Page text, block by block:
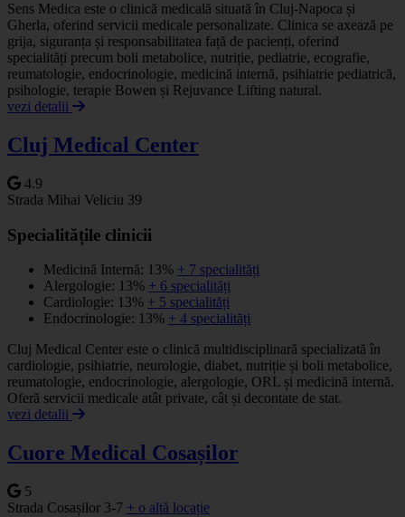
Sens Medica este o clinică medicală situată în Cluj-Napoca și
Gherla, oferind servicii medicale personalizate. Clinica se axează pe
grija, siguranța și responsabilitatea față de pacienți, oferind
specialități precum boli metabolice, nutriție, pediatrie, ecografie,
reumatologie, endocrinologie, medicină internă, psihiatrie pediatrică,
psihologie, terapie Bowen și Rejuvance Lifting natural.
vezi detalii
Cluj Medical Center
4.9
Strada Mihai Veliciu 39
Specialitățile clinicii
Medicină Internă: 13% + 7 specialități
Alergologie: 13% + 6 specialități
Cardiologie: 13% + 5 specialități
Endocrinologie: 13% + 4 specialități
Cluj Medical Center este o clinică multidisciplinară specializată în
cardiologie, psihiatrie, neurologie, diabet, nutriție și boli metabolice,
reumatologie, endocrinologie, alergologie, ORL și medicină internă.
Oferă servicii medicale atât private, cât și decontate de stat.
vezi detalii
Cuore Medical Cosașilor
5
Strada Cosașilor 3-7 + o altă locație